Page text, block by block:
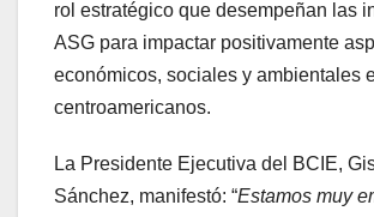
rol estratégico que desempeñan las
ASG para impactar positivamente
económicos, sociales y ambientales
centroamericanos.
La Presidente Ejecutiva del BCIE,
Sánchez, manifestó: “Estamos muy